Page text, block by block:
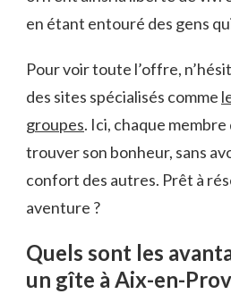
en étant entouré des gens
Pour voir toute l’offre,
des sites spécialisés comme
groupes. Ici, chaque
trouver son bonheur, sans
confort des autres. Prêt à
aventure ?
Quels sont les
un gîte à Aix-en-